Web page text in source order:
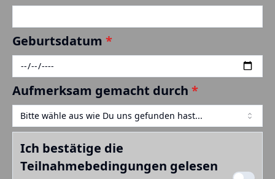
Geburtsdatum *
Aufmerksam gemacht durch *
Bitte wähle aus wie Du uns gefunden hast...
Ich bestätige die
Teilnahmebedingungen gelesen